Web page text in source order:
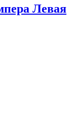
Левая